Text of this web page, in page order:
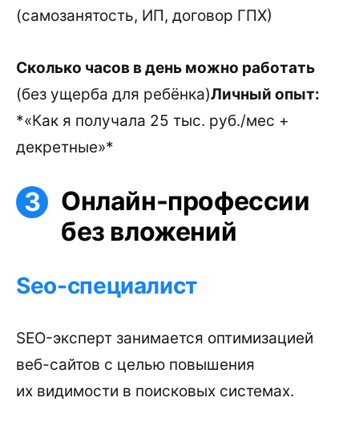
(самозанятость, ИП, договор ГПХ)
Сколько часов в день можно работать
(без ущерба для ребёнка)Личный опыт:
*«Как я получала 25 тыс. руб./мес +
декретные»*
Онлайн-профессии
без вложений
Seo-специалист
SEO-эксперт занимается оптимизацией
веб-сайтов с целью повышения
их видимости в поисковых системах.